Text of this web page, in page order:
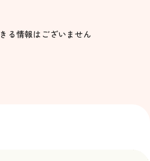
る情報はございません